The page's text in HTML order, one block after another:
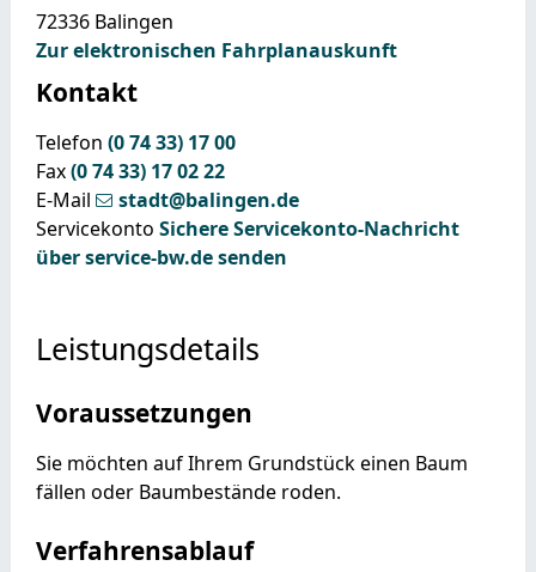
72336 Balingen
Zur elektronischen Fahrplanauskunft
Kontakt
Telefon (07433) 1700
Fax(07433) 170222
E-Mail
stadt@balingen.de
Servicekonto Sichere Servicekonto-Nachricht
über service-bw.de senden
Leistungsdetails
Voraussetzungen
Sie möchten auf Ihrem Grundstück einen Baum
fällen oder Baumbestände roden.
Verfahrensablauf